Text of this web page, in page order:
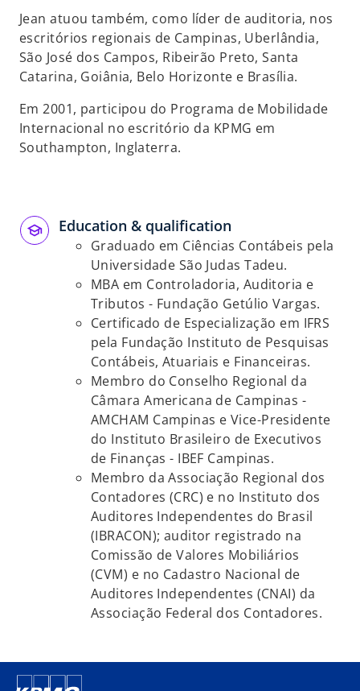
Jean atuou também, como líder de auditoria, nos
escritórios regionais de Campinas, Uberlândia,
São José dos Campos, Ribeirão Preto, Santa
Catarina, Goiânia, Belo Horizonte e Brasília.
Em 2001, participou do Programa de Mobilidade
Internacional no escritório da KPMG em
Southampton, Inglaterra.
Education & qualification
Graduado em Ciências Contábeis pela
Universidade São Judas Tadeu.
MBA em Controladoria, Auditoria e
Tributos - Fundação Getúlio Vargas.
Certificado de Especialização em IFRS
pela Fundação Instituto de Pesquisas
Contábeis, Atuariais e Financeiras.
Membro do Conselho Regional da
Câmara Americana de Campinas -
AMCHAM Campinas e Vice-Presidente
do Instituto Brasileiro de Executivos
de Finanças - IBEF Campinas.
Membro da Associação Regional dos
Contadores (CRC) e no Instituto dos
Auditores Independentes do Brasil
(IBRACON); auditor registrado na
Comissão de Valores Mobiliários
(CVM) e no Cadastro Nacional de
Auditores Independentes (CNAI) da
Associação Federal dos Contadores.